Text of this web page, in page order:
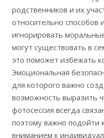
родственников и их
относительно способов
игнорировать
могут существовать в
это поможет избежать
Эмоциональная
для которого важно
возможность выразить
фотосессия всегда
поэтому важно подойти
вниманием к